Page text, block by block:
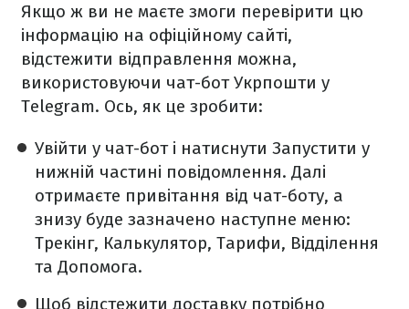
Якщо ж ви не маєте змоги перевірити цю
інформацію на офіційному сайті,
відстежити відправлення можна,
використовуючи чат-бот Укрпошти у
Telegram. Ось, як це зробити:
Увійти у чат-бот і натиснути Запустити у
нижній частині повідомлення. Далі
отримаєте привітання від чат-боту, а
знизу буде зазначено наступне меню:
Трекінг, Калькулятор, Тарифи, Відділення
та Допомога.
Щоб відстежити доставку потрібно